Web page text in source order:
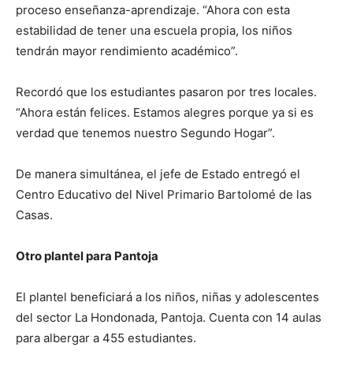
proceso enseñanza-aprendizaje. “Ahora con esta
estabilidad de tener una escuela propia, los niños
tendrán mayor rendimiento académico”.
Recordó que los estudiantes pasaron por tres locales.
“Ahora están felices. Estamos alegres porque ya si es
verdad que tenemos nuestro Segundo Hogar”.
De manera simultánea, el jefe de Estado entregó el
Centro Educativo del Nivel Primario Bartolomé de las
Casas.
Otro plantel para Pantoja
El plantel beneficiará a los niños, niñas y adolescentes
del sector La Hondonada, Pantoja. Cuenta con 14 aulas
para albergar a 455 estudiantes.